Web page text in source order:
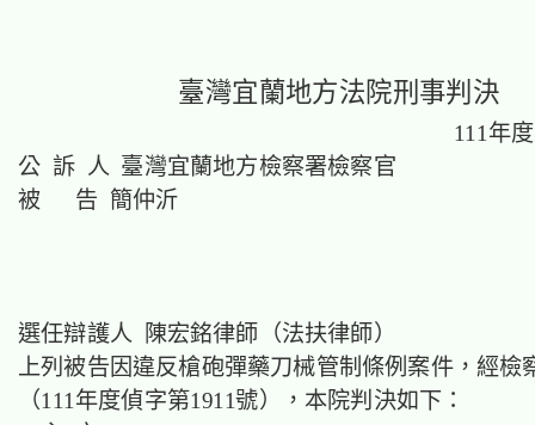
臺灣宜蘭地方法院刑事判決
111年
公 訴 人 臺灣宜蘭地方檢察署檢察官
被 告 簡仲沂
選任辯護人 陳宏銘律師（法扶律師）
上列被告因違反槍砲彈藥刀械管制條例案件，經檢
（111年度偵字第1911號），本院判決如下：